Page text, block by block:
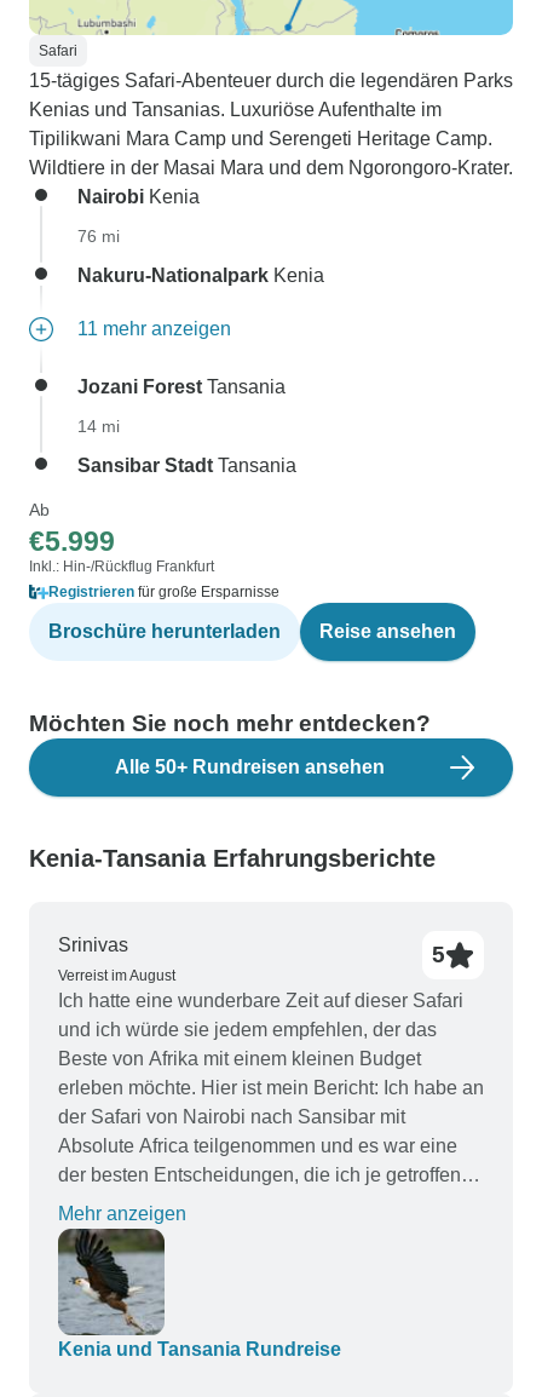
Safari
15-tägiges Safari-Abenteuer durch die legendären Parks
Kenias und Tansanias. Luxuriöse Aufenthalte im
Tipilikwani Mara Camp und Serengeti Heritage Camp.
Wildtiere in der Masai Mara und dem Ngorongoro-Krater.
Nairobi Kenia
76 mi
Nakuru-Nationalpark Kenia
11 mehr anzeigen
Jozani Forest Tansania
14 mi
Sansibar Stadt Tansania
Ab
€5.999
Inkl.: Hin-/Rückflug Frankfurt
Registrieren für große Ersparnisse
Broschüre herunterladen Reise ansehen
Möchten Sie noch mehr entdecken?
Alle 50+ Rundreisen ansehen
Kenia-Tansania Erfahrungsberichte
Srinivas
Verreist im August
5
Ich hatte eine wunderbare Zeit auf dieser Safari
und ich würde sie jedem empfehlen, der das
Beste von Afrika mit einem kleinen Budget
erleben möchte. Hier ist mein Bericht: Ich habe an
der Safari von Nairobi nach Sansibar mit
Absolute Africa teilgenommen und es war eine
der besten Entscheidungen, die ich je getroffen
habe. Die Reise war gut organisiert,
erschwinglich und voller fantastischer Erlebnisse.
Ich habe unglaubliche Wildtiere in der Masai
Mara, am Lake Nakuru, in der Serengeti und im
Ngorongoro-Krater sowie wunderschöne
Landschaften im Great Rift Valley und am Lake
Mehr anzeigen
Kenia und Tansania Rundreise